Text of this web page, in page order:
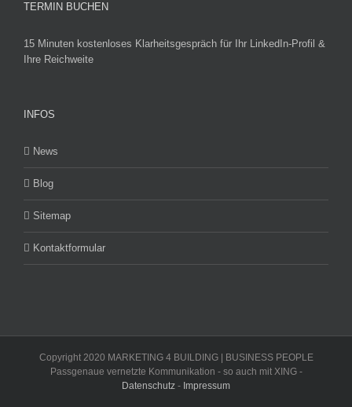
TERMIN BUCHEN
15 Minuten kostenloses Klarheitsgespräch für Ihr LinkedIn-Profil &
Ihre Reichweite
INFOS
News
Blog
Sitemap
Kontaktformular
Copyright 2020 MARKETING 4 BUILDING | BUSINESS PEOPLE
Passgenaue vernetzte Kommunikation - so auch mit XING -
Datenschutz - Impressum